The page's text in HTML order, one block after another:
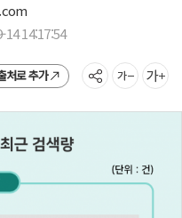
14 14:17:54
처로 추가